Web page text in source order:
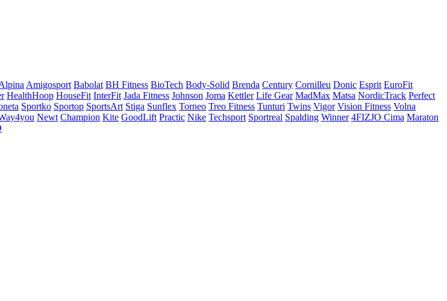
Amigosport Babolat BH Fitness BioTech Body-Solid Brenda Century Cornilleu Donic Esprit EuroFit
HealthHoop HouseFit InterFit Jada Fitness Johnson Joma Kettler Life Gear MadMax Matsa NordicTrack Perfect
Sportko Sportop SportsArt Stiga Sunflex Torneo Treo Fitness Tunturi Twins Vigor Vision Fitness Volna
Newt Champion Kite GoodLift Practic Nike Techsport Sportreal Spalding Winner 4FIZJO Cima Maraton